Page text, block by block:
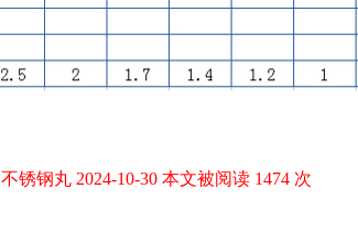
不锈钢丸 2024-10-30 本文被阅读 1474 次